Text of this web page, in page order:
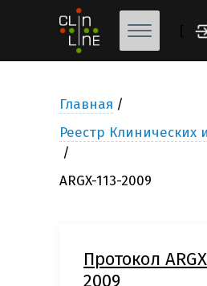
Главная
Реестр Клинических
ARGX-113-2009
Протокол
2009